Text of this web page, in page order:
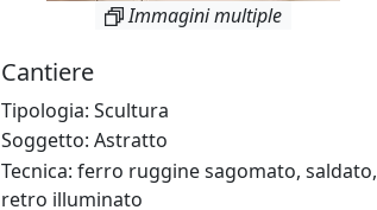
Immagini multiple
Cantiere
Tipologia: Scultura
Soggetto: Astratto
Tecnica: ferro ruggine sagomato, saldato,
retro illuminato